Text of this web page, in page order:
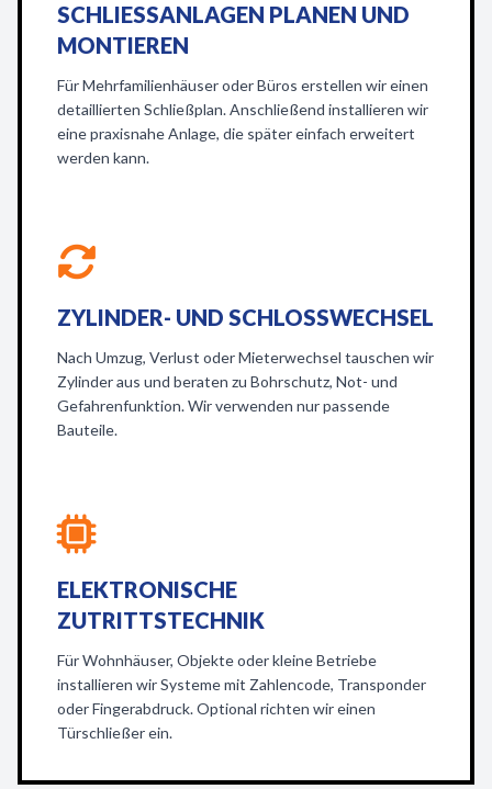
SCHLIESSANLAGEN PLANEN UND M
ONTIEREN
Für Mehrfamilienhäuser oder Büros erstellen wir einen
detaillierten Schließplan. Anschließend installieren wir
eine praxisnahe Anlage, die später einfach erweitert
werden kann.
ZYLINDER- UND SCHLOSSWECHSEL
Nach Umzug, Verlust oder Mieterwechsel tauschen wir
Zylinder aus und beraten zu Bohrschutz, Not- und
Gefahrenfunktion. Wir verwenden nur passende
Bauteile.
ELEKTRONISCHE
ZUTRITTSTECHNIK
Für Wohnhäuser, Objekte oder kleine Betriebe
installieren wir Systeme mit Zahlencode, Transponder
oder Fingerabdruck. Optional richten wir einen
Türschließer ein.